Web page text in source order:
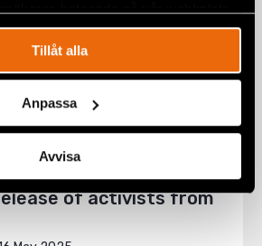
Tillåt alla
Anpassa
Avvisa
demands an
of activists from